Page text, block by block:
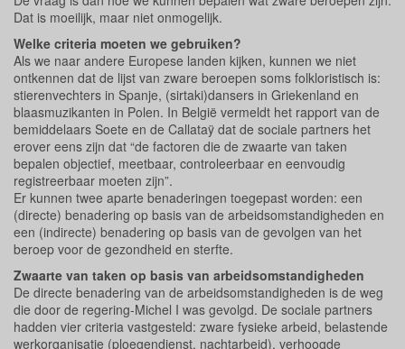
Dat is moeilijk, maar niet onmogelijk.
Welke criteria moeten we gebruiken?
Als we naar andere Europese landen kijken, kunnen we niet
ontkennen dat de lijst van zware beroepen soms folkloristisch is:
stierenvechters in Spanje, (sirtaki)dansers in Griekenland en
blaasmuzikanten in Polen. In België vermeldt het rapport van de
bemiddelaars Soete en de Callataÿ dat de sociale partners het
erover eens zijn dat “de factoren die de zwaarte van taken
bepalen objectief, meetbaar, controleerbaar en eenvoudig
registreerbaar moeten zijn”.
Er kunnen twee aparte benaderingen toegepast worden: een
(directe) benadering op basis van de arbeidsomstandigheden en
een (indirecte) benadering op basis van de gevolgen van het
beroep voor de gezondheid en sterfte.
Zwaarte van taken op basis van arbeidsomstandigheden
De directe benadering van de arbeidsomstandigheden is de weg
die door de regering-Michel I was gevolgd. De sociale partners
hadden vier criteria vastgesteld: zware fysieke arbeid, belastende
werkorganisatie (ploegendienst, nachtarbeid), verhoogde